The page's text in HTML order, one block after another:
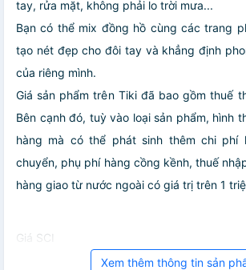
tay, rửa mặt, không phải lo trời mưa...
Bạn có thể mix đồng hồ cùng các trang
tạo nét đẹp cho đôi tay và khẳng định
của riêng mình.
Giá sản phẩm trên Tiki đã bao gồm thuế
Bên cạnh đó, tuỳ vào loại sản phẩm, hình
hàng mà có thể phát sinh thêm chi phí
chuyển, phụ phí hàng cồng kềnh, thuế
hàng giao từ nước ngoài có giá trị trên 1
Giá SCI
Xem thêm thông tin sản